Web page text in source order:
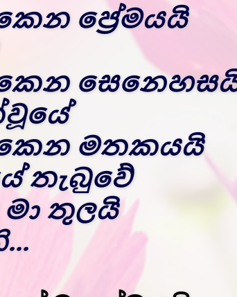
ප්‍රේමයයි
මතකයයි
තැබුවේ
තුලයි